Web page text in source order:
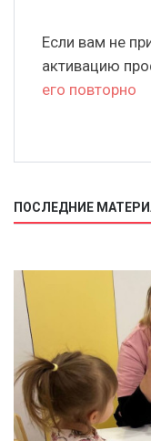
Если вам не
активацию
его повторно
ПОСЛЕДНИЕ